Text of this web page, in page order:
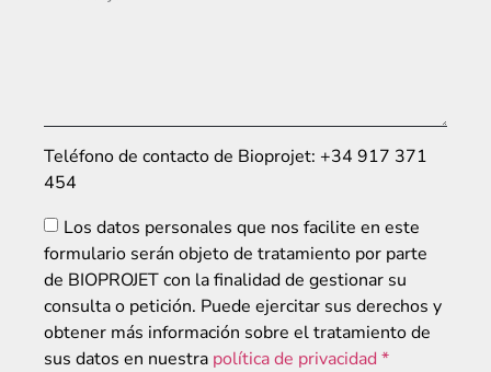
Teléfono de contacto de Bioprojet: +34 917 371
454
Los datos personales que nos facilite en este
formulario serán objeto de tratamiento por parte
de BIOPROJET con la finalidad de gestionar su
consulta o petición. Puede ejercitar sus derechos y
obtener más información sobre el tratamiento de
sus datos en nuestra política de privacidad *